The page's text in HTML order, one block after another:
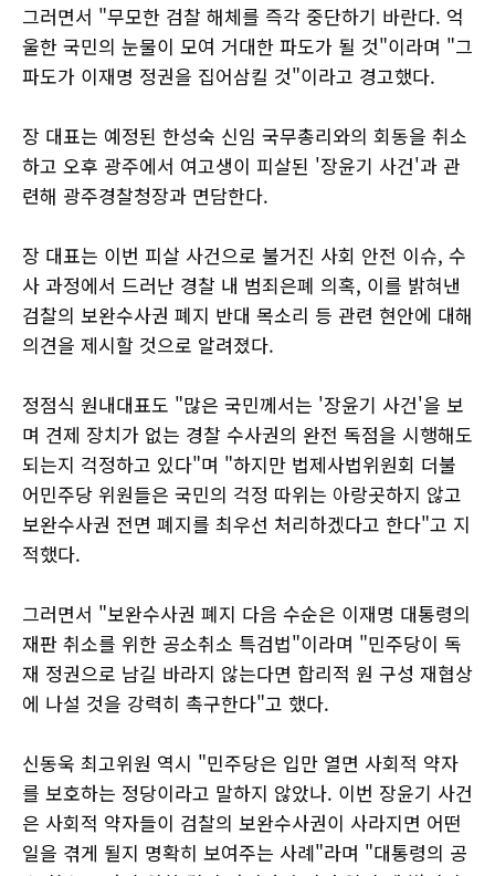
그러면서 "무모한 검찰 해체를 즉각 중단하기 바란다. 억
울한 국민의 눈물이 모여 거대한 파도가 될 것"이라며 "그
파도가 이재명 정권을 집어삼킬 것"이라고 경고했다.
장 대표는 예정된 한성숙 신임 국무총리와의 회동을 취소
하고 오후 광주에서 여고생이 피살된 '장윤기 사건'과 관
련해 광주경찰청장과 면담한다.
장 대표는 이번 피살 사건으로 불거진 사회 안전 이슈, 수
사 과정에서 드러난 경찰 내 범죄은폐 의혹, 이를 밝혀낸
검찰의 보완수사권 폐지 반대 목소리 등 관련 현안에 대해
의견을 제시할 것으로 알려졌다.
정점식 원내대표도 "많은 국민께서는 '장윤기 사건'을 보
며 견제 장치가 없는 경찰 수사권의 완전 독점을 시행해도
되는지 걱정하고 있다"며 "하지만 법제사법위원회 더불
어민주당 위원들은 국민의 걱정 따위는 아랑곳하지 않고
보완수사권 전면 폐지를 최우선 처리하겠다고 한다"고 지
적했다.
그러면서 "보완수사권 폐지 다음 수순은 이재명 대통령의
재판 취소를 위한 공소취소 특검법"이라며 "민주당이 독
재 정권으로 남길 바라지 않는다면 합리적 원 구성 재협상
에 나설 것을 강력히 촉구한다"고 했다.
신동욱 최고위원 역시 "민주당은 입만 열면 사회적 약자
를 보호하는 정당이라고 말하지 않았나. 이번 장윤기 사건
은 사회적 약자들이 검찰의 보완수사권이 사라지면 어떤
일을 겪게 될지 명확히 보여주는 사례"라며 "대통령의 공